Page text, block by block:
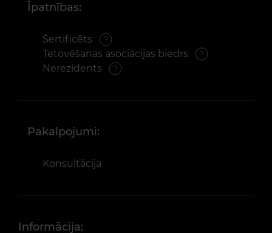
Īpatnības:
Sertificēts
Tetovēšanas asociācijas biedrs
Nerezidents
Pakalpojumi:
Konsultācija
Informācija: